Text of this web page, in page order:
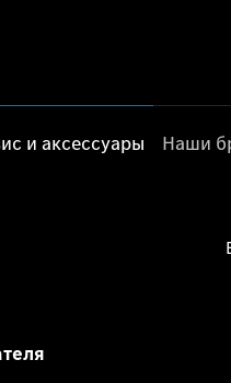
и аксессуары Наши